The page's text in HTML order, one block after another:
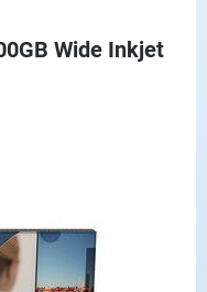
Wide Inkjet